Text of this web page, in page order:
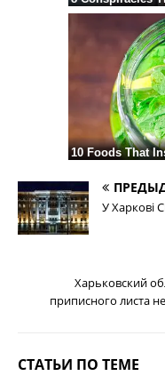
У Харкові
Харьковский
приписного листа
СТАТЬИ ПО ТЕМЕ